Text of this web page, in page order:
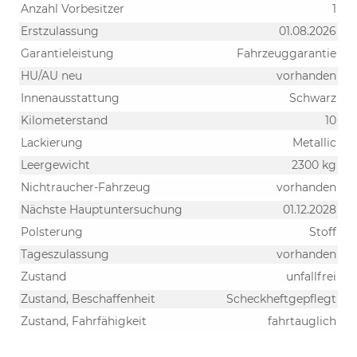
Anzahl Vorbesitzer
1
Erstzulassung
01.08.2026
Garantieleistung
Fahrzeuggarantie
HU/AU neu
vorhanden
Innenausstattung
Schwarz
Kilometerstand
10
Lackierung
Metallic
Leergewicht
2300 kg
Nichtraucher-Fahrzeug
vorhanden
Nächste Hauptuntersuchung
01.12.2028
Polsterung
Stoff
Tageszulassung
vorhanden
Zustand
unfallfrei
Zustand, Beschaffenheit
Scheckheftgepflegt
Zustand, Fahrfähigkeit
fahrtauglich